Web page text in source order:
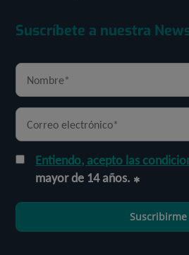
Suscríbete a nuestra
Entiendo, acepto las
mayor de 14 años.
Suscribirme